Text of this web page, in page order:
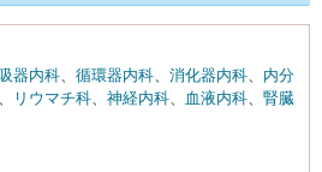
器内科、 循環器内科、 消化器内科、 内分
、 リウマチ科、 神経内科、 血液内科、 腎臓